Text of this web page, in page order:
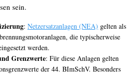
sein.
: Netzersatzanlagen (NEA) gelten als
die typischerweise
werden.
Grenzwerte: Für diese Anlagen gelten
der 44. BImSchV. Besonders